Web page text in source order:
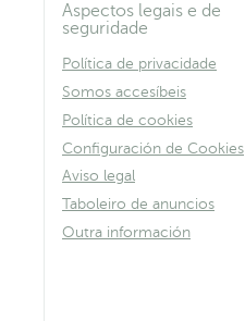
Aspectos legais e de
seguridade
Política de privacidade
Somos accesíbeis
Política de cookies
Configuración de Cookies
Aviso legal
Taboleiro de anuncios
Outra información